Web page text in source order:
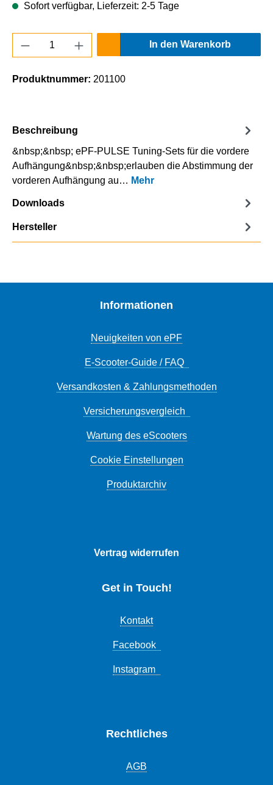
Sofort verfügbar, Lieferzeit: 2-5 Tage
Produkt Anzahl: Gib den gewünschten
In den Warenkorb
Produktnummer: 201100
Beschreibung
&nbsp;&nbsp; ePF-PULSE Tuning-Sets für die vordere
Aufhängung&nbsp;&nbsp;erlauben die Abstimmung der
vorderen Aufhängung au… Mehr
Downloads
Hersteller
Informationen
Neuigkeiten von ePF
E-Scooter-Guide / FAQ
Versandkosten & Zahlungsmethoden
Versicherungsvergleich
Wartung des eScooters
Cookie Einstellungen
Produktarchiv
Vertrag widerrufen
Get in Touch!
Kontakt
Facebook
Instagram
Rechtliches
AGB